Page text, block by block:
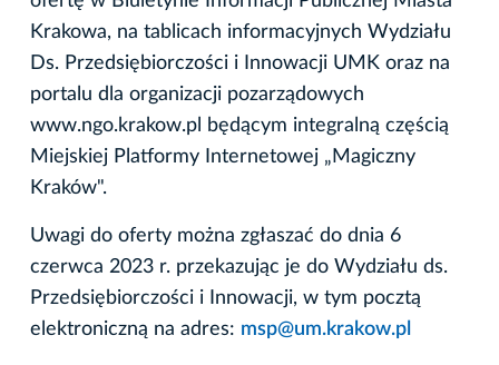
Krakowa, na tablicach informacyjnych Wydziału
Ds. Przedsiębiorczości i Innowacji UMK oraz na
portalu dla organizacji pozarządowych
www.ngo.krakow.pl będącym integralną częścią
Miejskiej Platformy Internetowej „Magiczny
Kraków".
Uwagi do oferty można zgłaszać do dnia 6
czerwca 2023 r. przekazując je do Wydziału ds.
Przedsiębiorczości i Innowacji, w tym pocztą
elektroniczną na adres: msp@um.krakow.pl